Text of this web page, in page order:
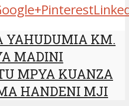
Pinterest
YAHUDUMIA KM.
MADINI
MPYA KUANZA
HANDENI MJI